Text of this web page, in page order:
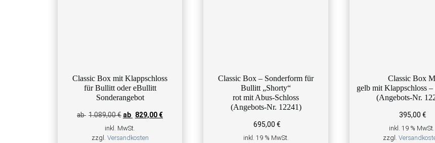
Classic Box mit Klappschloss
für Bullitt oder eBullitt
Sonderangebot
ab 1.089,00€ ab 829,00 €
inkl. MwSt.
zzgl. Versandkosten
Classic Box – Sonderform für
Bullitt „Shorty“
rot mit Abus-Schloss
(Angebots-Nr. 12241)
695,00 €
inkl. 19 % MwSt.
Classic Box M
gelb mit Klappschloss –
(Angebots-Nr.
395,00€
inkl. 19 % MwSt.
zzgl.